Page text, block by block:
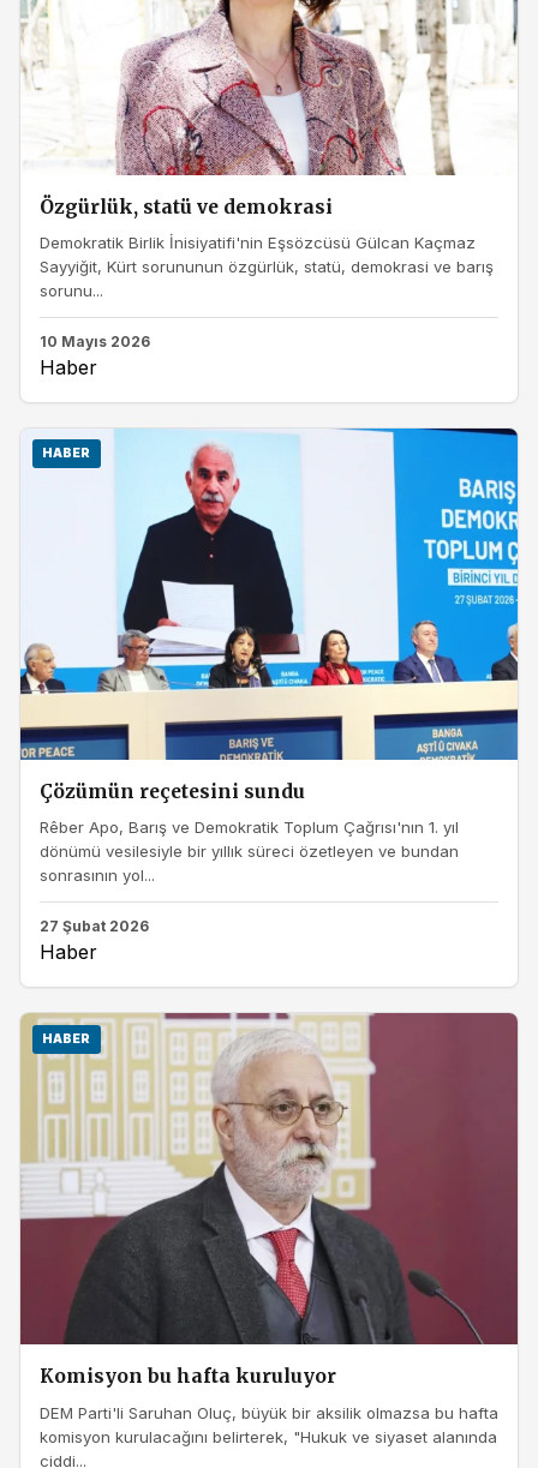
Özgürlük, statü ve demokrasi
Demokratik Birlik İnisiyatifi'nin Eşsözcüsü Gülcan Kaçmaz
Sayyiğit, Kürt sorununun özgürlük, statü, demokrasi ve barış
sorunu...
10 Mayıs 2026
Haber
HABER
Çözümün reçetesini sundu
Rêber Apo, Barış ve Demokratik Toplum Çağrısı'nın 1. yıl
dönümü vesilesiyle bir yıllık süreci özetleyen ve bundan
sonrasının yol...
27 Şubat 2026
Haber
HABER
Komisyon bu hafta kuruluyor
DEM Parti'li Saruhan Oluç, büyük bir aksilik olmazsa bu hafta
komisyon kurulacağını belirterek, "Hukuk ve siyaset alanında
ciddi...